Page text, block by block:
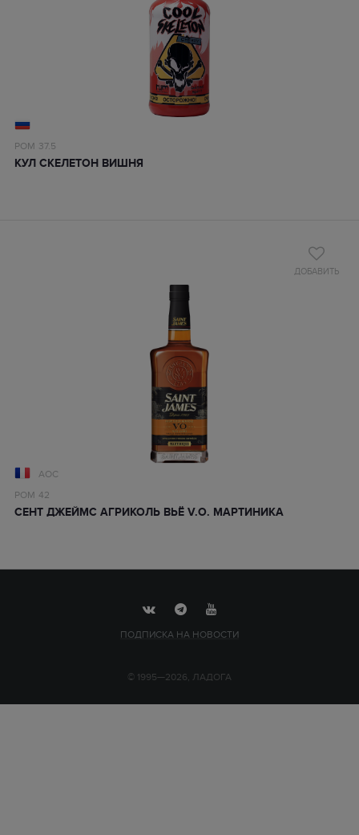
РОМ 37.5
КУЛ СКЕЛЕТОН ВИШНЯ
ДОБАВИТЬ
AOC
РОМ 42
СЕНТ ДЖЕЙМС АГРИКОЛЬ ВЬЁ V.O. МАРТИНИКА
ПОДПИСКА НА НОВОСТИ
© 1995—2026, ЛАДОГА